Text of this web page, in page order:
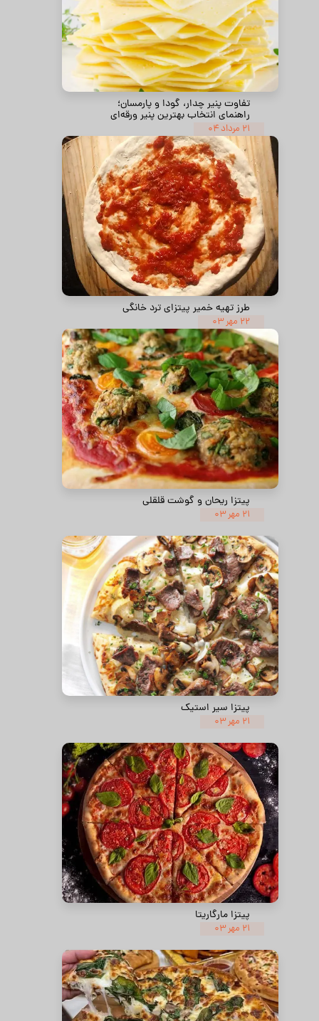
تفاوت پنیر چدار، گودا و پارمسان؛
راهنمای انتخاب بهترین پنیر ورقه‌ای
۲۱ مرداد ۰۴
طرز تهیه خمیر پیتزای ترد خانگی
۲۲ مهر ۰۳
پیتزا ریحان و گوشت قلقلی
۲۱ مهر ۰۳
پیتزا سیر استیک
۲۱ مهر ۰۳
پیتزا مارگاریتا
۲۱ مهر ۰۳